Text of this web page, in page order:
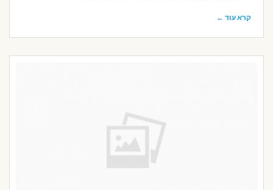
קרא עוד ←